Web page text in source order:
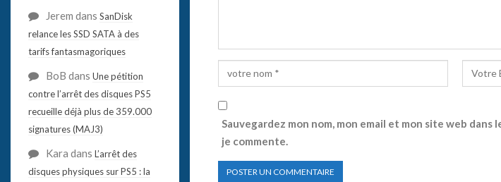
Sauvegardez mon nom, mon email et mon site web
je commente.
Jerem dans SanDisk
relance les SSD SATA à des
tarifs fantasmagoriques
BoB dans Une pétition
contre l’arrêt des disques PS5
recueille déjà plus de 359.000
signatures (MAJ3)
Kara dans L’arrêt des
disques physiques sur PS5 : la